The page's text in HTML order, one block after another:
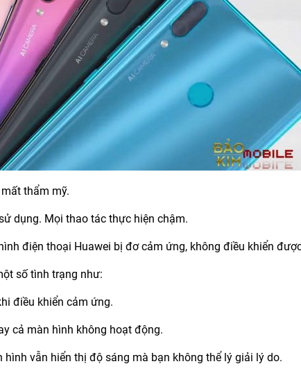
thẩm mỹ.
dụng. Mọi thao tác thực hiện chậm.
điện thoại Huawei bị đơ cảm ứng, không điều khiển
số tình trạng như:
điều khiển cảm ứng.
cả màn hình không hoạt động.
vẫn hiển thị độ sáng mà bạn không thể lý giải lý do.